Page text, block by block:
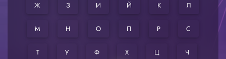
Ж З И Й К Л
М Н О П Р С
Т У Ф Х Ц Ч